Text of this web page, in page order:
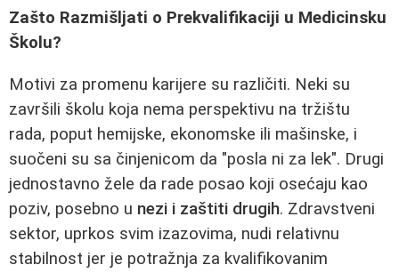
Zašto Razmišljati o Prekvalifikaciji u Medicinsku
Školu?
Motivi za promenu karijere su različiti. Neki su
završili školu koja nema perspektivu na tržištu
rada, poput hemijske, ekonomske ili mašinske, i
suočeni su sa činjenicom da "posla ni za lek". Drugi
jednostavno žele da rade posao koji osećaju kao
poziv, posebno u nezi i zaštiti drugih. Zdravstveni
sektor, uprkos svim izazovima, nudi relativnu
stabilnost jer je potražnja za kvalifikovanim